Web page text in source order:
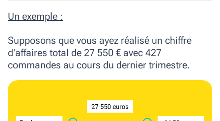
Un exemple :
Supposons que vous ayez réalisé un chiffre
d'affaires total de 27 550 € avec 427
commandes au cours du dernier trimestre.